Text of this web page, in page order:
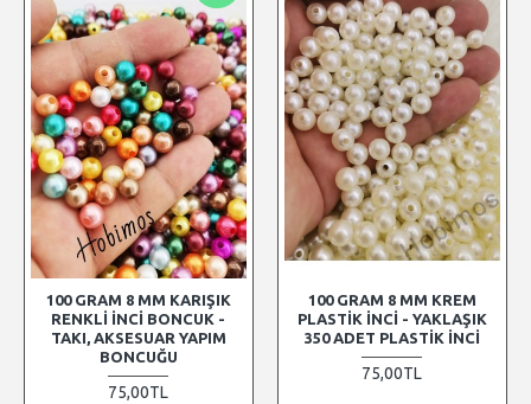
100 GRAM 8 MM KARIŞIK
RENKLI İNCI BONCUK -
TAKI, AKSESUAR YAPIM
BONCUĞU
75,00TL
100 GRAM 8 MM KREM
PLASTIK İNCI - YAKLAŞIK
350 ADET PLASTIK İNCI
75,00TL